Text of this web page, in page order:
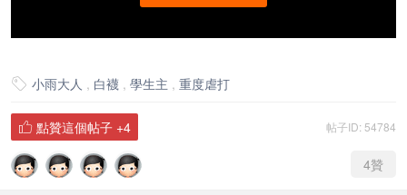
 小雨大人 , 白襪 , 學生主 , 重度虐打
帖子ID: 54784
 點贊這個帖子 +4
4贊